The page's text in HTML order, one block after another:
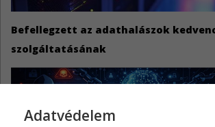
Befellegzett az adathalászok
szolgáltatásának
Adatvédelem